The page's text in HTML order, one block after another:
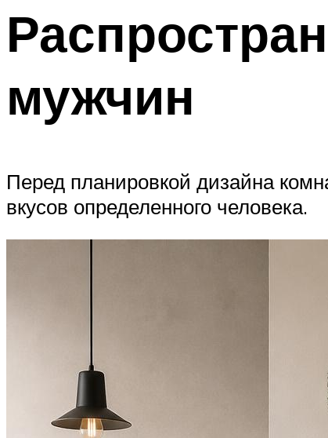
мужчин
Перед планировкой дизайна
вкусов определенного человека.